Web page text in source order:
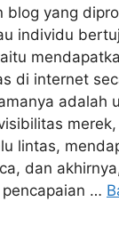
blog yang
individu
di internet
adalah
lintas,
dan
…